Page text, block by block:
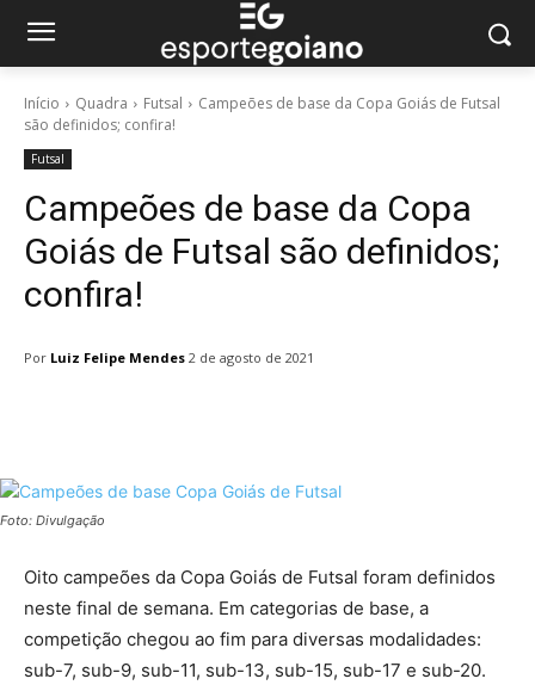
Início Quadra Futsal
Campeões de base da Copa Goiás de Futsal
são definidos; confira!
Futsal
Campeões de base da Copa
Goiás de Futsal são definidos;
confira!
Por Luiz Felipe Mendes 2 de agosto de 2021
Foto: Divulgação
Oito campeões da Copa Goiás de Futsal foram definidos
neste final de semana. Em categorias de base, a
competição chegou ao fim para diversas modalidades:
sub-7, sub-9, sub-11, sub-13, sub-15, sub-17 e sub-20.